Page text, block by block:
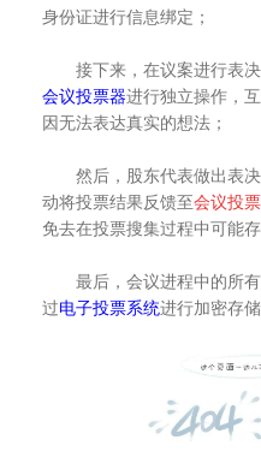
身份证进行信息绑定；
接下来，在议案进行表决
会议投票器进行独立操作，
因无法表达真实的想法；
然后，股东代表做出表决
动将投票结果反馈至会议投
免去在投票搜集过程中可能
最后，会议进程中的所有
过电子投票系统进行加密存储